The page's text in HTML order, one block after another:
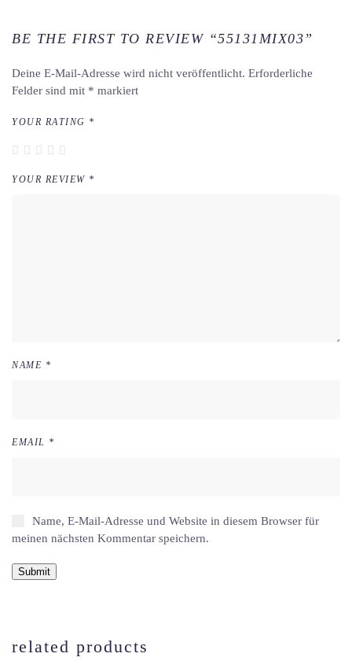
BE THE FIRST TO REVIEW “55131MIX03”
Deine E-Mail-Adresse wird nicht veröffentlicht. Erforderliche
Felder sind mit * markiert
YOUR RATING *
YOUR REVIEW *
NAME *
EMAIL *
Name, E-Mail-Adresse und Website in diesem Browser für
meinen nächsten Kommentar speichern.
related products